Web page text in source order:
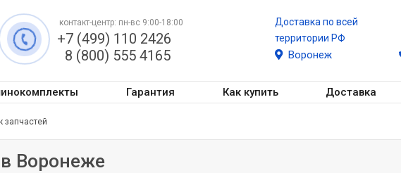
контакт-центр: пн-вс 9:00-18:00
+7 (499) 110 2426
8 (800) 555 4165
Доставка по всей
территории РФ
Воронеж
Гарантия Как купить Доставка
запчастей
Воронеже